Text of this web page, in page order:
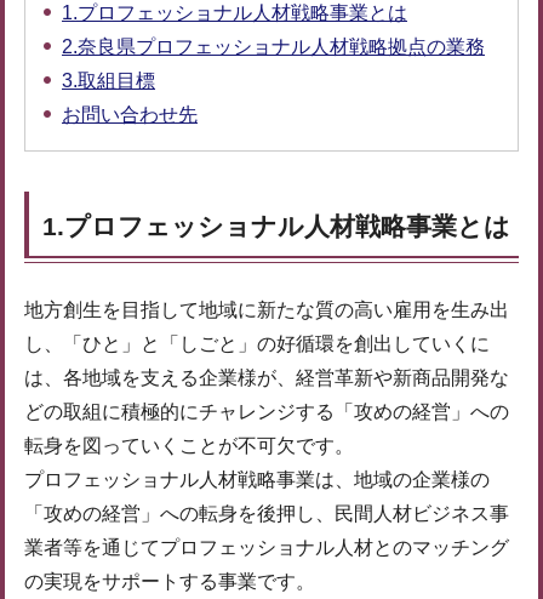
1.プロフェッショナル人材戦略事業とは
2.奈良県プロフェッショナル人材戦略拠点の業務
3.取組目標
お問い合わせ先
1.プロフェッショナル人材戦略事業とは
地方創生を目指して地域に新たな質の高い雇用を生み出
し、「ひと」と「しごと」の好循環を創出していくに
は、各地域を支える企業様が、経営革新や新商品開発な
どの取組に積極的にチャレンジする「攻めの経営」への
転身を図っていくことが不可欠です。
プロフェッショナル人材戦略事業は、地域の企業様の
「攻めの経営」への転身を後押し、民間人材ビジネス事
業者等を通じてプロフェッショナル人材とのマッチング
の実現をサポートする事業です。